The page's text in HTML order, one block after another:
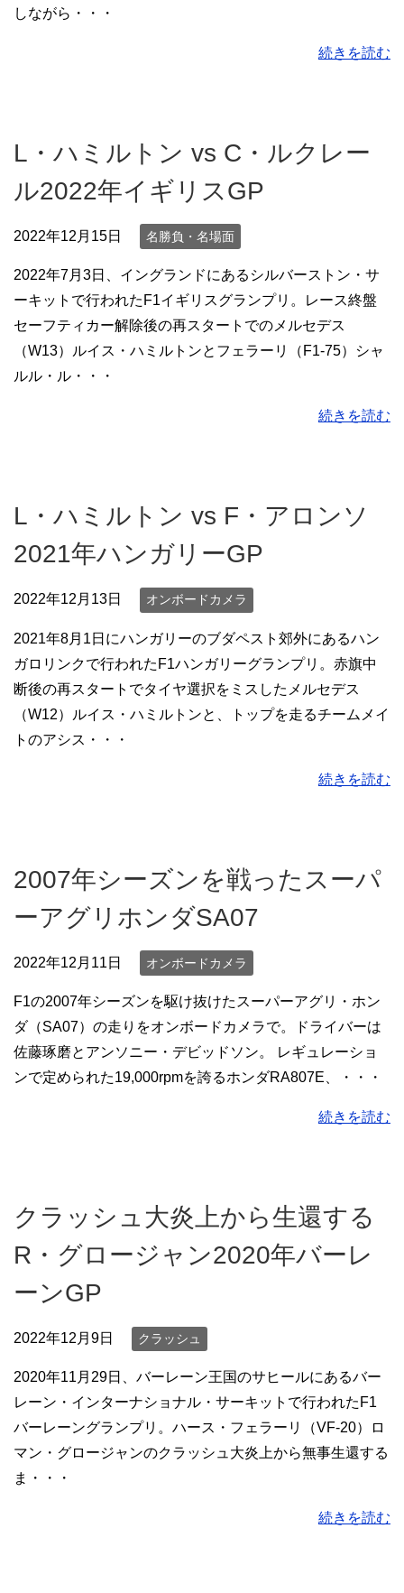
しながら・・・
続きを読む
L・ハミルトン vs C・ルクレー
ル2022年イギリスGP
2022年12月15日 名勝負・名場面
2022年7月3日、イングランドにあるシルバーストン・サ
ーキットで行われたF1イギリスグランプリ。レース終盤
セーフティカー解除後の再スタートでのメルセデス
（W13）ルイス・ハミルトンとフェラーリ（F1-75）シャ
ルル・ル・・・
続きを読む
L・ハミルトン vs F・アロンソ
2021年ハンガリーGP
2022年12月13日 オンボードカメラ
2021年8月1日にハンガリーのブダペスト郊外にあるハン
ガロリンクで行われたF1ハンガリーグランプリ。赤旗中
断後の再スタートでタイヤ選択をミスしたメルセデス
（W12）ルイス・ハミルトンと、トップを走るチームメイ
トのアシス・・・
続きを読む
2007年シーズンを戦ったスーパ
ーアグリホンダSA07
2022年12月11日 オンボードカメラ
F1の2007年シーズンを駆け抜けたスーパーアグリ・ホン
ダ（SA07）の走りをオンボードカメラで。ドライバーは
佐藤琢磨とアンソニー・デビッドソン。 レギュレーショ
ンで定められた19,000rpmを誇るホンダRA807E、・・・
続きを読む
クラッシュ大炎上から生還する
R・グロージャン2020年バーレ
ーンGP
2022年12月9日 クラッシュ
2020年11月29日、バーレーン王国のサヒールにあるバー
レーン・インターナショナル・サーキットで行われたF1
バーレーングランプリ。ハース・フェラーリ（VF-20）ロ
マン・グロージャンのクラッシュ大炎上から無事生還する
ま・・・
続きを読む